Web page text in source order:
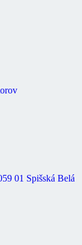
01 Spišská Belá